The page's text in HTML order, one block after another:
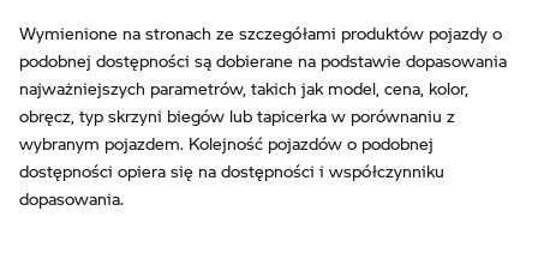
Wymienione na stronach ze szczegółami produktów pojazdy o
podobnej dostępności są dobierane na podstawie dopasowania
najważniejszych parametrów, takich jak model, cena, kolor,
obręcz, typ skrzyni biegów lub tapicerka w porównaniu z
wybranym pojazdem. Kolejność pojazdów o podobnej
dostępności opiera się na dostępności i współczynniku
dopasowania.